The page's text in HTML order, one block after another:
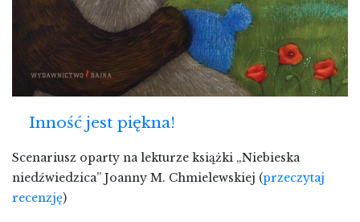
Inność jest piękna!
Scenariusz oparty na lekturze książki „Niebieska
niedźwiedzica” Joanny M. Chmielewskiej (przeczytaj
recenzję)